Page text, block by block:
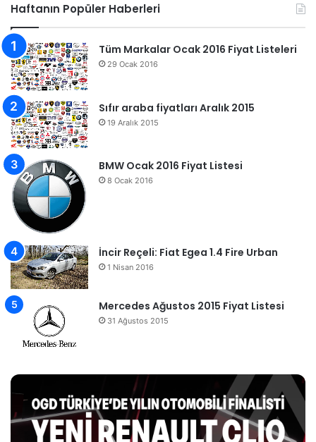
Haftanın Popüler Haberleri
Tüm Markalar Ocak 2016 Fiyat Listeleri
29 Ocak 2016
Sıfır araba fiyatları Aralık 2015
19 Aralık 2015
BMW Ocak 2016 Fiyat Listesi
8 Ocak 2016
İncir Reçeli: Fiat Egea 1.4 Fire Urban
1 Nisan 2016
Mercedes Ağustos 2015 Fiyat Listesi
31 Ağustos 2015